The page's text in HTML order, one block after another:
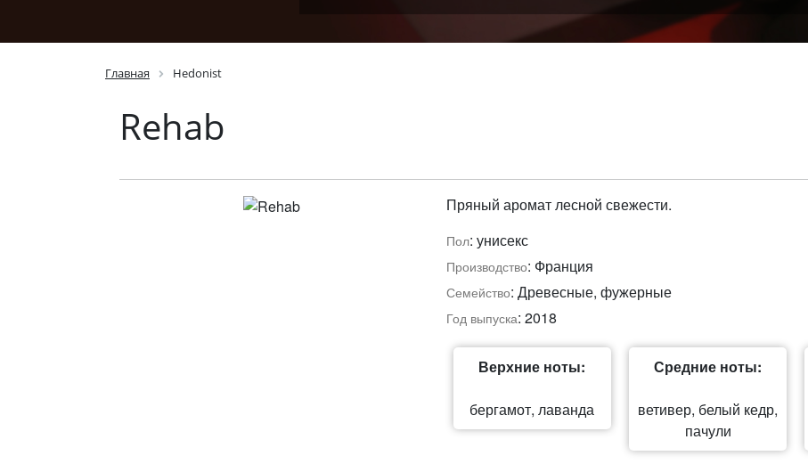
Главная Hedonist
Rehab
Пряный аромат лесной свежести.
Пол: унисекс
Производство: Франция
Семейство: Древесные, фужерные
Год выпуска: 2018
Верхние ноты:
бергамот, лаванда
Средние ноты:
ветивер, белый кедр,
пачули